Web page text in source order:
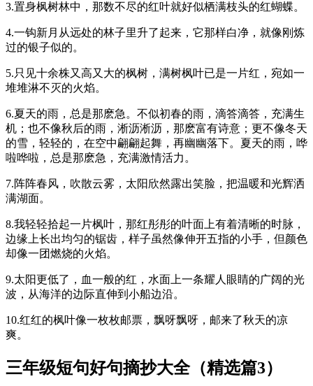
3.置身枫树林中，那数不尽的红叶就好似栖满枝头的红蝴蝶。
4.一钩新月从远处的林子里升了起来，它那样白净，就像刚炼
过的银子似的。
5.只见十余株又高又大的枫树，满树枫叶已是一片红，宛如一
堆堆淋不灭的火焰。
6.夏天的雨，总是那麽急。不似初春的雨，滴答滴答，充满生
机；也不像秋后的雨，淅沥淅沥，那麽富有诗意；更不像冬天
的雪，轻轻的，在空中翩翩起舞，再幽幽落下。夏天的雨，哗
啦哗啦，总是那麽急，充满激情活力。
7.阵阵春风，吹散云雾，太阳欣然露出笑脸，把温暖和光辉洒
满湖面。
8.我轻轻拾起一片枫叶，那红彤彤的叶面上有着清晰的时脉，
边缘上长出均匀的锯齿，样子虽然像伸开五指的小手，但颜色
却像一团燃烧的火焰。
9.太阳更低了，血一般的红，水面上一条耀人眼睛的广阔的光
波，从海洋的边际直伸到小船边沿。
10.红红的枫叶像一枚枚邮票，飘呀飘呀，邮来了秋天的凉
爽。
三年级短句好句摘抄大全（精选篇3）